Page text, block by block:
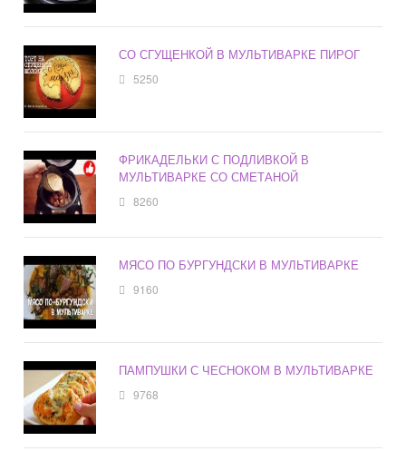
СО СГУЩЕНКОЙ В МУЛЬТИВАРКЕ ПИРОГ
5250
ФРИКАДЕЛЬКИ С ПОДЛИВКОЙ В
МУЛЬТИВАРКЕ СО СМЕТАНОЙ
8260
МЯСО ПО БУРГУНДСКИ В МУЛЬТИВАРКЕ
9160
ПАМПУШКИ С ЧЕСНОКОМ В МУЛЬТИВАРКЕ
9768